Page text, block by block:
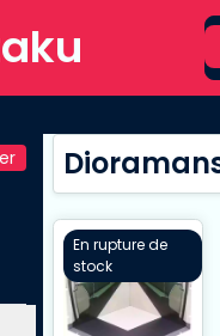
En rupture de
stock